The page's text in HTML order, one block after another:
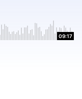
09:17